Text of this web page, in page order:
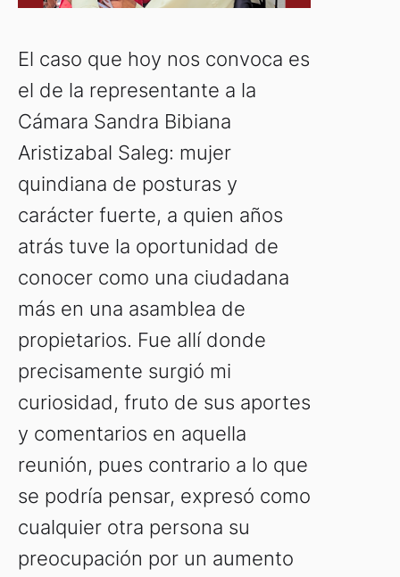
El caso que hoy nos convoca es
el de la representante a la
Cámara Sandra Bibiana
Aristizabal Saleg: mujer
quindiana de posturas y
carácter fuerte, a quien años
atrás tuve la oportunidad de
conocer como una ciudadana
más en una asamblea de
propietarios. Fue allí donde
precisamente surgió mi
curiosidad, fruto de sus aportes
y comentarios en aquella
reunión, pues contrario a lo que
se podría pensar, expresó como
cualquier otra persona su
preocupación por un aumento